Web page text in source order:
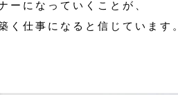
ーになっていくことが、
く仕事になると信じています